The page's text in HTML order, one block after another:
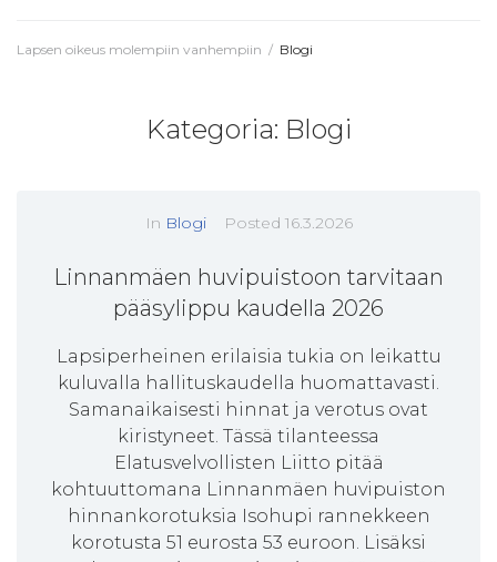
Lapsen oikeus molempiin vanhempiin / Blogi
Kategoria: Blogi
In Blogi Posted 16.3.2026
Linnanmäen huvipuistoon tarvitaan
pääsylippu kaudella 2026
Lapsiperheinen erilaisia tukia on leikattu
kuluvalla hallituskaudella huomattavasti.
Samanaikaisesti hinnat ja verotus ovat
kiristyneet. Tässä tilanteessa
Elatusvelvollisten Liitto pitää
kohtuuttomana Linnanmäen huvipuiston
hinnankorotuksia Isohupi rannekkeen
korotusta 51 eurosta 53 euroon. Lisäksi